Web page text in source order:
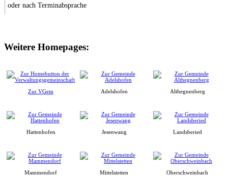
oder nach Terminabsprache
Weitere Homepages:
Zur VGem Adelshofen Althegnenberg
Hattenhofen Jesenwang Landsberied
Mammendorf Mittelstetten Oberschweinbach